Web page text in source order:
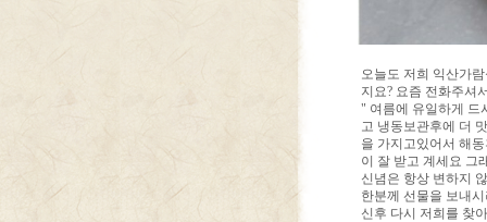
오늘도 저희 익산가
지요? 요즘 전화주셔
" 여름에 유일하게 드
고 냉동보관후에 더
을 가지고있어서 해
이 잘 받고 계세요 그
신념은 항상 변하지
한분께 선물을 보내
신후 다시 저희를 찾